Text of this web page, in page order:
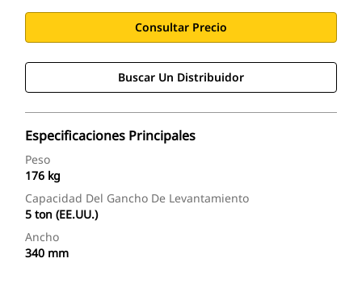
Consultar Precio
Buscar Un Distribuidor
Especificaciones Principales
Peso
176 kg
Capacidad Del Gancho De Levantamiento
5 ton (EE.UU.)
Ancho
340 mm